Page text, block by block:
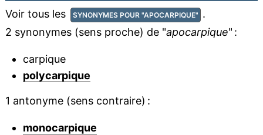
Voir tous les SYNONYMES POUR "APOCARPIQUE" .
2 synonymes (sens proche) de "apocarpique" :
carpique
polycarpique
1 antonyme (sens contraire) :
monocarpique